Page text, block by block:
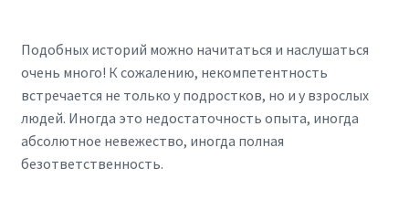
Подобных историй можно начитаться и наслушаться
очень много! К сожалению, некомпетентность
встречается не только у подростков, но и у взрослых
людей. Иногда это недостаточность опыта, иногда
абсолютное невежество, иногда полная
безответственность.